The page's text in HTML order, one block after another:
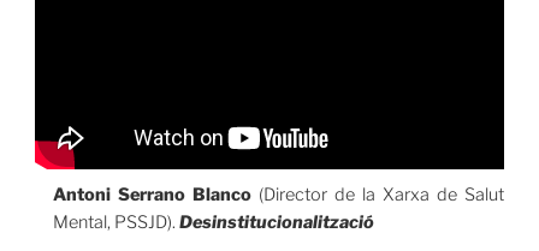
Antoni Serrano Blanco(Director de la Xarxa de Salut
Mental, PSSJD). Desinstitucionalització